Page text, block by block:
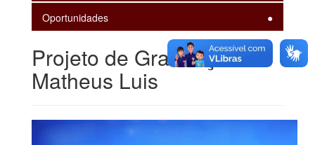
Oportunidades
Projeto de Graduação -
Matheus Luis